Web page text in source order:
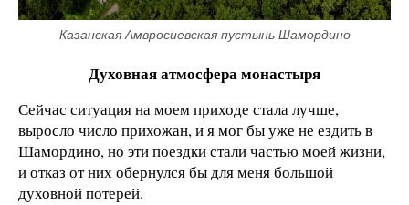
Казанская Амвросиевская пустынь Шамордино
Духовная атмосфера монастыря
Сейчас ситуация на моем приходе стала лучше,
выросло число прихожан, и я мог бы уже не ездить в
Шамордино, но эти поездки стали частью моей жизни,
и отказ от них обернулся бы для меня большой
духовной потерей.